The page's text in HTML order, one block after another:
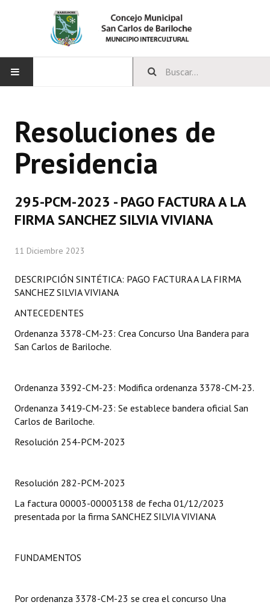
CONCEJO
Bloques Políticos
Comisiones Permanentes
Programas
LEGISLACIÓN
Constitución Nacional
Carta Orgánica 2007
Reglamento Interno
DOCUMENTOS
Informes de Gestión
Dictámenes Asesoría Letrada
Resoluciones de
Presidencia
295-PCM-2023 - PAGO FACTURA A LA
FIRMA SANCHEZ SILVIA VIVIANA
11 Diciembre 2023
DESCRIPCIÓN SINTÉTICA: PAGO FACTURA A LA FIRMA
SANCHEZ SILVIA VIVIANA
ANTECEDENTES
Ordenanza 3378-CM-23: Crea Concurso Una Bandera para
San Carlos de Bariloche.
Ordenanza 3392-CM-23: Modifica ordenanza 3378-CM-23.
Ordenanza 3419-CM-23: Se establece bandera oficial San
Carlos de Bariloche.
Resolución 254-PCM-2023
Resolución 282-PCM-2023
La factura 00003-00003138 de fecha 01/12/2023
presentada por la firma SANCHEZ SILVIA VIVIANA
FUNDAMENTOS
Por ordenanza 3378-CM-23 se crea el concurso Una